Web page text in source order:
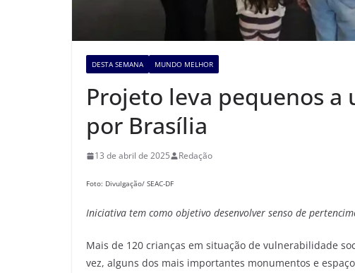
DESTA SEMANA MUNDO MELHOR
Projeto leva pequenos
por Brasília
13 de abril de 2025 Redação
Foto: Divulgação/ SEAC-DF
Iniciativa tem como objetivo desenvolver senso de
Mais de 120 crianças em situação de vulnerabilidade
vez, alguns dos mais importantes monumentos e